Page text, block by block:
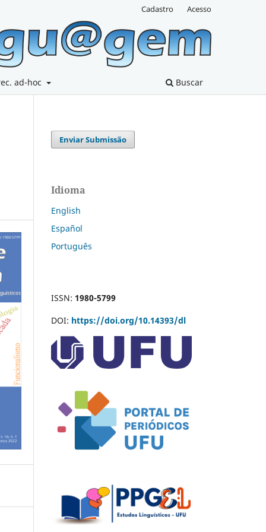
ad-hoc Buscar
Cadastro Acesso
Enviar Submissão
Idioma
English
Español
Português
ISSN: 1980-5799
DOI: https://doi.org/10.14393/dl